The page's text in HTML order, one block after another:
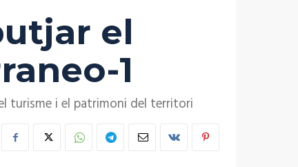
el
1
turisme i el patrimoni del territori